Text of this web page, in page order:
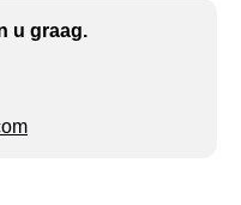
u graag.